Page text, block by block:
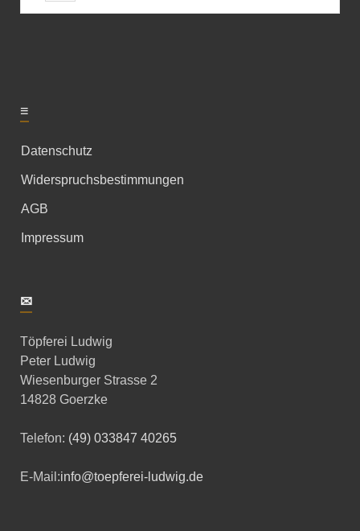
≡
Datenschutz
Widerspruchsbestimmungen
AGB
Impressum
✉
Töpferei Ludwig
Peter Ludwig
Wiesenburger Strasse 2
14828 Goerzke
Telefon: (49) 033847 40265
E-Mail:info@toepferei-ludwig.de